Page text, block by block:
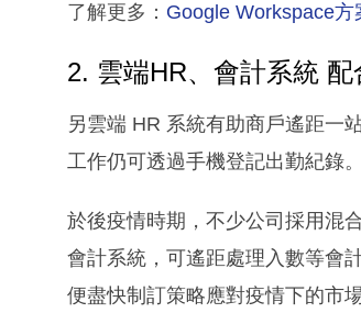
了解更多： Google Workspace
2. 雲端HR、會計系統
另雲端 HR 系統有助商戶遙距一
工作仍可透過手機登記出勤紀錄。
於後疫情時期，不少公司採用混
會計系統，可遙距處理入數等會
便盡快制訂策略應對疫情下的市場